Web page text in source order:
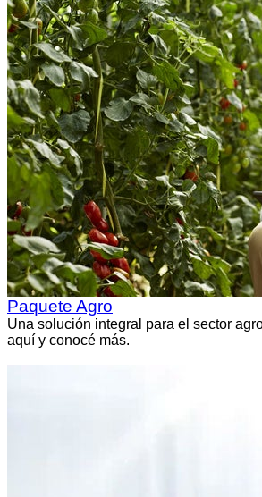
Paquete Agro
Una solución integral para el sector
aquí y conocé más.